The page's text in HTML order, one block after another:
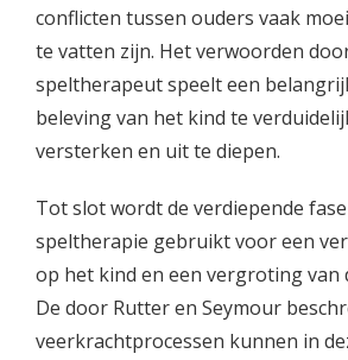
conflicten tussen ouders vaak
te vatten zijn. Het verwoorden
speltherapeut speelt een
beleving van het kind te
versterken en uit te diepen.
Tot slot wordt de verdiepende
speltherapie gebruikt voor een
op het kind en een vergroting van
De door Rutter en Seymour
veerkrachtprocessen kunnen in